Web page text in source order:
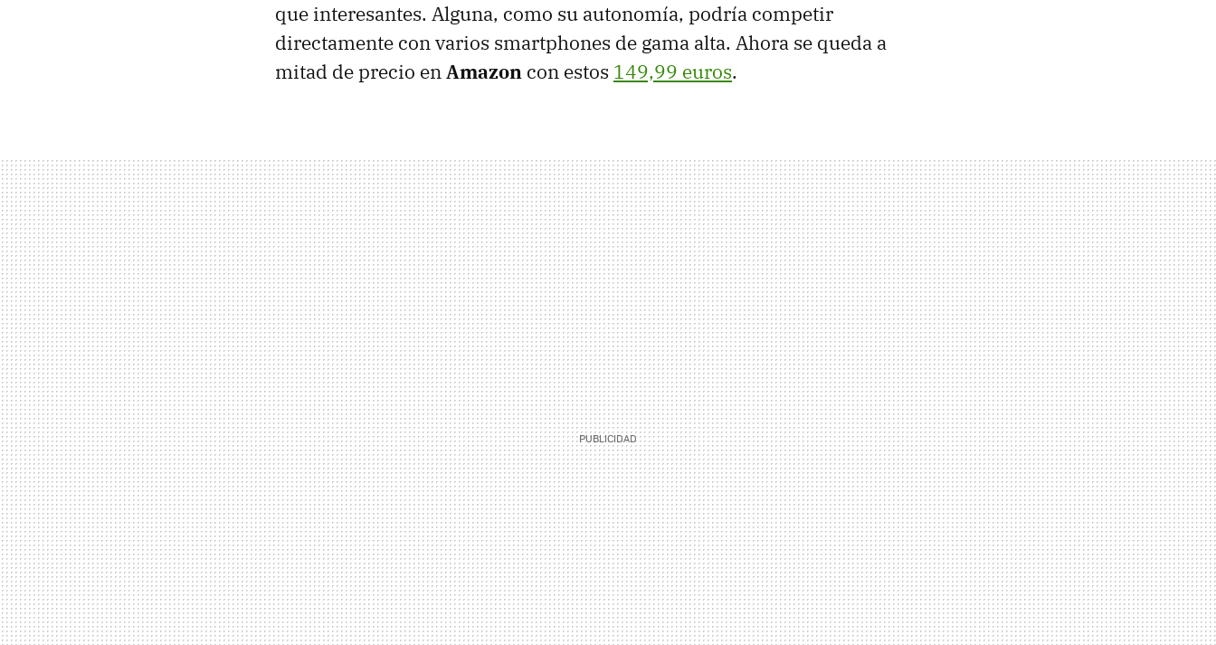
que interesantes. Alguna, como su autonomía, podría competir
directamente con varios smartphones de gama alta. Ahora se queda a
mitad de precio enAmazon con estos 149,99 euros.